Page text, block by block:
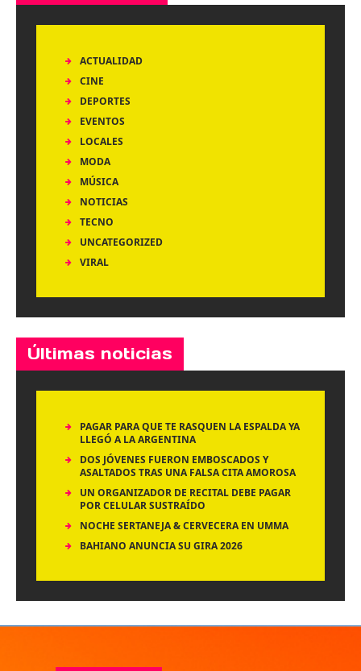
ACTUALIDAD
CINE
DEPORTES
EVENTOS
LOCALES
MODA
MÚSICA
NOTICIAS
TECNO
UNCATEGORIZED
VIRAL
Últimas noticias
PAGAR PARA QUE TE RASQUEN LA ESPALDA YA
LLEGÓ A LA ARGENTINA
DOS JÓVENES FUERON EMBOSCADOS Y
ASALTADOS TRAS UNA FALSA CITA AMOROSA
UN ORGANIZADOR DE RECITAL DEBE PAGAR
POR CELULAR SUSTRAÍDO
NOCHE SERTANEJA & CERVECERA EN UMMA
BAHIANO ANUNCIA SU GIRA 2026